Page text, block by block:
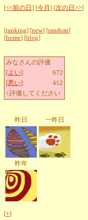
[<<前の日 ] [今月 ] [次の日>>]
[ranking] [new] [random]
[home] [blog]
みなさんの評価
[よい]:
672
[悪い]:
412
↑評価してください
昨日 一昨日
昨年
[+]